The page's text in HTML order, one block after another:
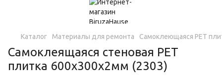
Каталог Материалы для ремонта Самоклеющаяся PET
Самоклеящаяся стеновая PET
плитка 600х300х2мм (2303)